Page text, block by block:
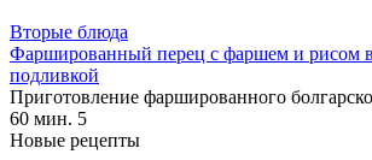
Вторые блюда
Фаршированный перец с фаршем и рисом
подливкой
Приготовление фаршированного
60 мин. 5
Новые рецепты